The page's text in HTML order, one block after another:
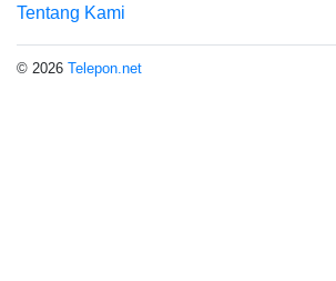
Tentang Kami
© 2026 Telepon.net